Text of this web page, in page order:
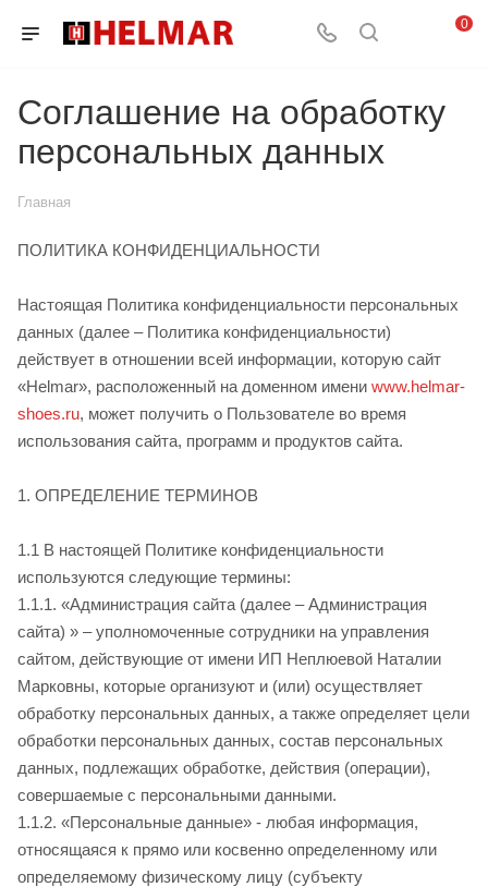
0
Соглашение на обработку
персональных данных
Главная
ПОЛИТИКА КОНФИДЕНЦИАЛЬНОСТИ
Настоящая Политика конфиденциальности персональных
данных (далее – Политика конфиденциальности)
действует в отношении всей информации, которую сайт
«Helmar», расположенный на доменном имени www.helmar-
shoes.ru, может получить о Пользователе во время
использования сайта, программ и продуктов сайта.
1. ОПРЕДЕЛЕНИЕ ТЕРМИНОВ
1.1 В настоящей Политике конфиденциальности
используются следующие термины:
1.1.1. «Администрация сайта (далее – Администрация
сайта) » – уполномоченные сотрудники на управления
сайтом, действующие от имени ИП Неплюевой Наталии
Марковны, которые организуют и (или) осуществляет
обработку персональных данных, а также определяет цели
обработки персональных данных, состав персональных
данных, подлежащих обработке, действия (операции),
совершаемые с персональными данными.
1.1.2. «Персональные данные» - любая информация,
относящаяся к прямо или косвенно определенному или
определяемому физическому лицу (субъекту